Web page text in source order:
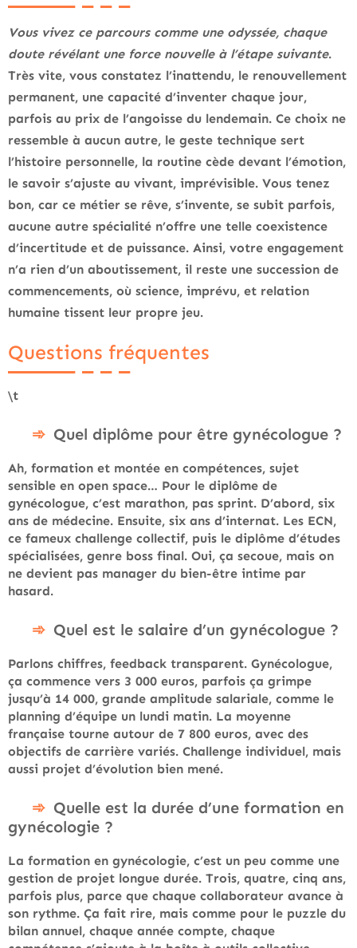
Vous vivez ce parcours comme une odyssée, chaque
doute révélant une force nouvelle à l’étape suivante.
Très vite, vous constatez l’inattendu, le renouvellement
permanent, une capacité d’inventer chaque jour,
parfois au prix de l’angoisse du lendemain. Ce choix ne
ressemble à aucun autre, le geste technique sert
l’histoire personnelle, la routine cède devant l’émotion,
le savoir s’ajuste au vivant, imprévisible. Vous tenez
bon, car ce métier se rêve, s’invente, se subit parfois,
aucune autre spécialité n’offre une telle coexistence
d’incertitude et de puissance. Ainsi, votre engagement
n’a rien d’un aboutissement, il reste une succession de
commencements, où science, imprévu, et relation
humaine tissent leur propre jeu.
Questions fréquentes
\t
Quel diplôme pour être gynécologue ?
Ah, formation et montée en compétences, sujet
sensible en open space… Pour le diplôme de
gynécologue, c’est marathon, pas sprint. D’abord, six
ans de médecine. Ensuite, six ans d’internat. Les ECN,
ce fameux challenge collectif, puis le diplôme d’études
spécialisées, genre boss final. Oui, ça secoue, mais on
ne devient pas manager du bien-être intime par
hasard.
Quel est le salaire d’un gynécologue ?
Parlons chiffres, feedback transparent. Gynécologue,
ça commence vers 3 000 euros, parfois ça grimpe
jusqu’à 14 000, grande amplitude salariale, comme le
planning d’équipe un lundi matin. La moyenne
française tourne autour de 7 800 euros, avec des
objectifs de carrière variés. Challenge individuel, mais
aussi projet d’évolution bien mené.
Quelle est la durée d’une formation en
gynécologie ?
La formation en gynécologie, c’est un peu comme une
gestion de projet longue durée. Trois, quatre, cinq ans,
parfois plus, parce que chaque collaborateur avance à
son rythme. Ça fait rire, mais comme pour le puzzle du
bilan annuel, chaque année compte, chaque